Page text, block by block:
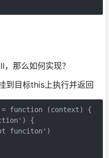
那么如何实现？
到目标this上执行并返回
= function (context) {
{
funciton')